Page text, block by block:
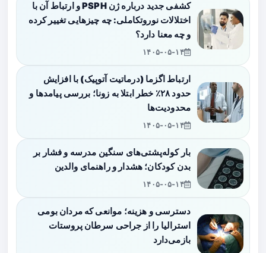
کشفی جدید درباره ژن PSPH و ارتباط آن با
اختلالات نوروتکاملی: چه چیزهایی تغییر کرده
و چه معنا دارد؟
۱۴۰۵-۰۵-۱۴
ارتباط اگزما (درماتیت آتوپیک) با افزایش
حدود ۲۸٪ خطر ابتلا به زونا؛ بررسی پیامدها و
محدودیت‌ها
۱۴۰۵-۰۵-۱۴
بار کوله‌پشتی‌های سنگین مدرسه و فشار بر
بدن کودکان؛ هشدار و راهنمای والدین
۱۴۰۵-۰۵-۱۴
دسترسی و هزینه؛ موانعی که مردان بومی
استرالیا را از جراحی سرطان پروستات
بازمی‌دارد